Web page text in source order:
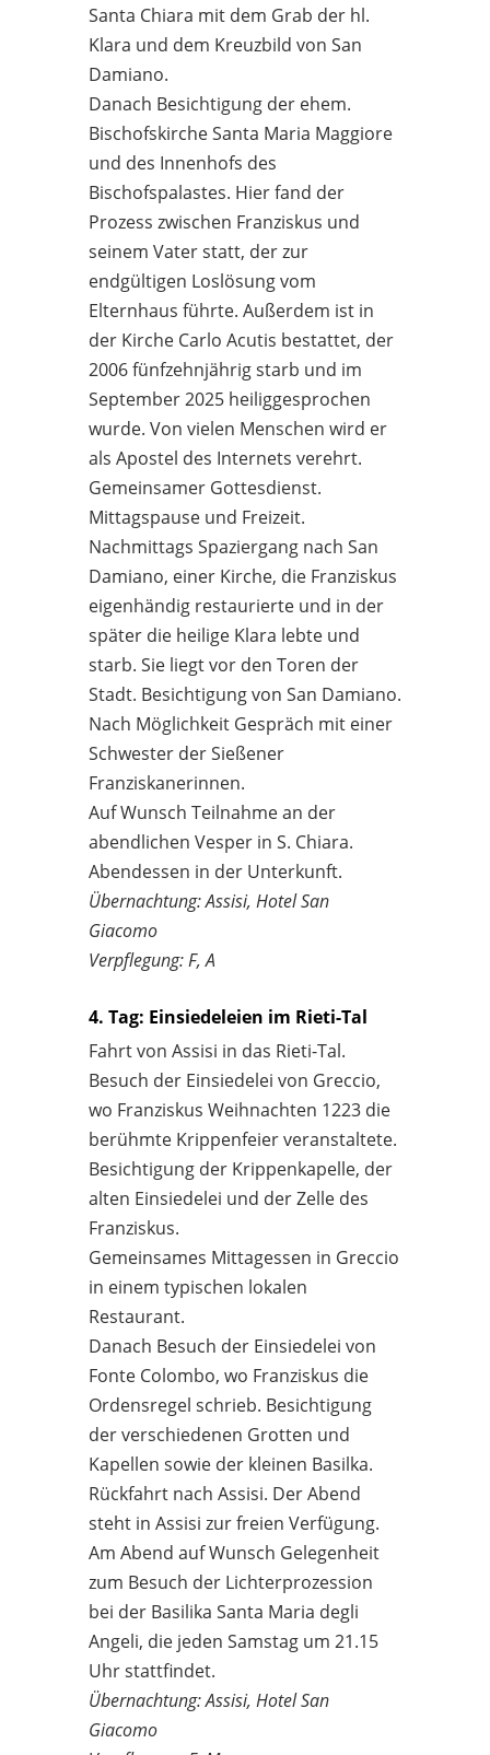
Santa Chiara mit dem Grab der hl.
Klara und dem Kreuzbild von San
Damiano.
Danach Besichtigung der ehem.
Bischofskirche Santa Maria Maggiore
und des Innenhofs des
Bischofspalastes. Hier fand der
Prozess zwischen Franziskus und
seinem Vater statt, der zur
endgültigen Loslösung vom
Elternhaus führte. Außerdem ist in
der Kirche Carlo Acutis bestattet, der
2006 fünfzehnjährig starb und im
September 2025 heiliggesprochen
wurde. Von vielen Menschen wird er
als Apostel des Internets verehrt.
Gemeinsamer Gottesdienst.
Mittagspause und Freizeit.
Nachmittags Spaziergang nach San
Damiano, einer Kirche, die Franziskus
eigenhändig restaurierte und in der
später die heilige Klara lebte und
starb. Sie liegt vor den Toren der
Stadt. Besichtigung von San Damiano.
Nach Möglichkeit Gespräch mit einer
Schwester der Sießener
Franziskanerinnen.
Auf Wunsch Teilnahme an der
abendlichen Vesper in S. Chiara.
Abendessen in der Unterkunft.
Übernachtung: Assisi, Hotel San
Giacomo
Verpflegung: F, A
4. Tag: Einsiedeleien im Rieti-Tal
Fahrt von Assisi in das Rieti-Tal.
Besuch der Einsiedelei von Greccio,
wo Franziskus Weihnachten 1223 die
berühmte Krippenfeier veranstaltete.
Besichtigung der Krippenkapelle, der
alten Einsiedelei und der Zelle des
Franziskus.
Gemeinsames Mittagessen in Greccio
in einem typischen lokalen
Restaurant.
Danach Besuch der Einsiedelei von
Fonte Colombo, wo Franziskus die
Ordensregel schrieb. Besichtigung
der verschiedenen Grotten und
Kapellen sowie der kleinen Basilka.
Rückfahrt nach Assisi. Der Abend
steht in Assisi zur freien Verfügung.
Am Abend auf Wunsch Gelegenheit
zum Besuch der Lichterprozession
bei der Basilika Santa Maria degli
Angeli, die jeden Samstag um 21.15
Uhr stattfindet.
Übernachtung: Assisi, Hotel San
Giacomo